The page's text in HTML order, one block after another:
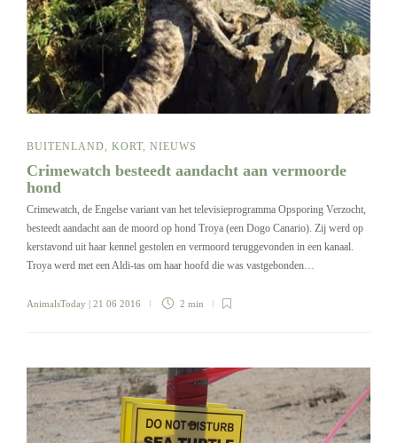
BUITENLAND, KORT, NIEUWS
Crimewatch besteedt aandacht aan vermoorde
hond
Crimewatch, de Engelse variant van het televisieprogramma Opsporing Verzocht,
besteedt aandacht aan de moord op hond Troya (een Dogo Canario). Zij werd op
kerstavond uit haar kennel gestolen en vermoord teruggevonden in een kanaal.
Troya werd met een Aldi-tas om haar hoofd die was vastgebonden…
AnimalsToday | 21 06 2016 2 min